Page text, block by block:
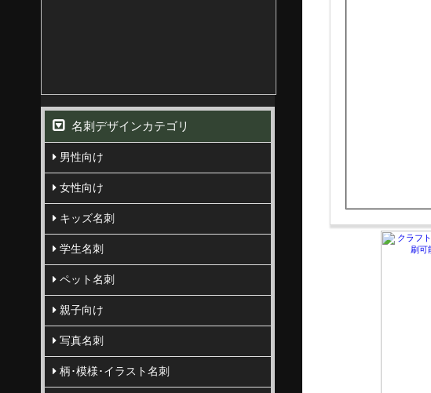
名刺デザインカテゴリ
男性向け
女性向け
キッズ名刺
学生名刺
ペット名刺
親子向け
写真名刺
柄･模様･イラスト名刺